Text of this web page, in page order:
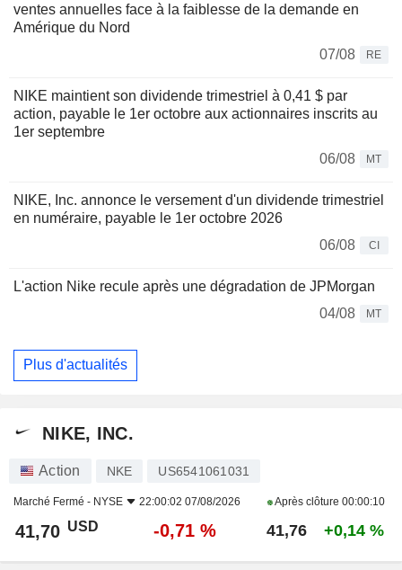
ventes annuelles face à la faiblesse de la demande en
Amérique du Nord
07/08
RE
NIKE maintient son dividende trimestriel à 0,41 $ par
action, payable le 1er octobre aux actionnaires inscrits au
1er septembre
06/08
MT
NIKE, Inc. annonce le versement d'un dividende trimestriel
en numéraire, payable le 1er octobre 2026
06/08
CI
L'action Nike recule après une dégradation de JPMorgan
04/08
MT
Plus d'actualités
NIKE, INC.
Action NKE US6541061031
Marché Fermé - NYSE 22:00:02 07/08/2026 Après clôture 00:00:10
41,70 USD -0,71 % 41,76 +0,14 %